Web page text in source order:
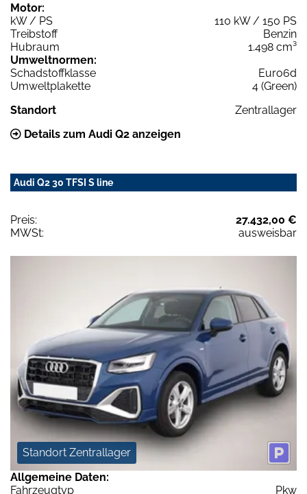
Motor:
kW / PS
110 kW / 150 PS
Treibstoff
Benzin
Hubraum
1.498 cm³
Umweltnormen:
Schadstoffklasse
Euro6d
Umweltplakette
4 (Green)
Standort
Zentrallager
Details zum Audi Q2 anzeigen
Audi Q2 30 TFSI S line
Preis:
27.432,00 €
MWSt:
ausweisbar
Standort Zentrallager
Allgemeine Daten:
Fahrzeugtyp
Pkw